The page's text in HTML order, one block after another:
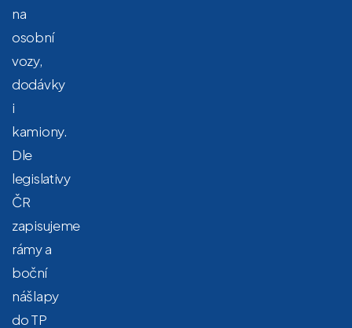
na
osobní
vozy,
dodávky
i
kamiony.
Dle
legislativy
ČR
zapisujeme
rámy a
boční
nášlapy
do TP